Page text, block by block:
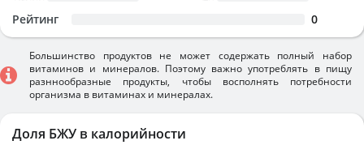
Рейтинг 0
Большинство продуктов не может содержать полный набор
витаминов и минералов. Поэтому важно употреблять в пищу
разннообразные продукты, чтобы восполнять потребности
организма в витаминах и минералах.
Доля БЖУ в калорийности